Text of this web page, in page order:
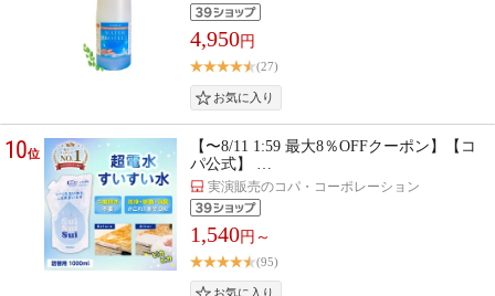
4,950円
(27)
10位
【〜8/11 1:59 最大8％OFFクーポン】【コ
パ公式】 …
実演販売のコパ・コーポレーション
1,540円～
(95)